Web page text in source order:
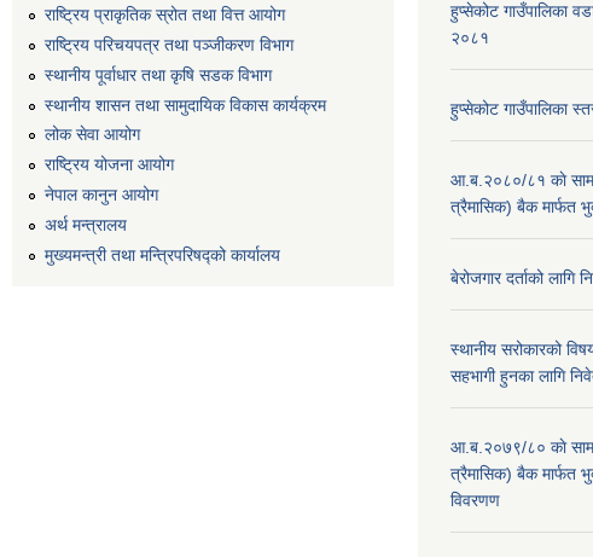
राष्ट्रिय प्राकृतिक स्रोत तथा वित्त आयोग
राष्ट्रिय परिचयपत्र तथा पञ्जीकरण विभाग
स्थानीय पूर्वाधार तथा कृषि सडक विभाग
स्थानीय शासन तथा सामुदायिक विकास कार्यक्रम
लोक सेवा आयोग
राष्ट्रिय योजना आयोग
नेपाल कानुन आयोग
अर्थ मन्त्रालय
मुख्यमन्त्री तथा मन्त्रिपरिषद्को कार्यालय
हुप्सेकोट गाउँपालिका
२०८१
हुप्सेकोट गाउँपालिका
आ.ब.२०८०/८१ काे
त्रैमासिक) बैक मार्फत
बेरोजगार दर्ताको लागि
स्थानीय सरोकारको
सहभागी हुनका लागि
आ.ब.२०७९/८० काे
त्रैमासिक) बैक मार्फत
विवरणण